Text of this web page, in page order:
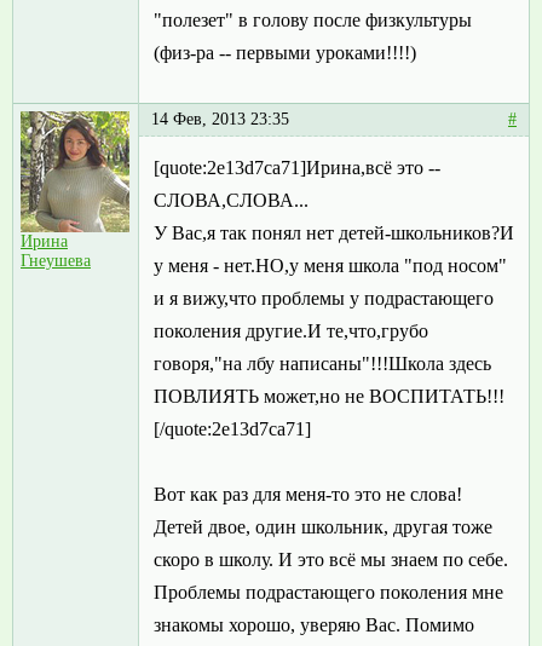
"полезет" в голову после физкультуры
(физ-ра -- первыми уроками!!!!)
Ирина
Гнеушева
14 Фев, 2013 23:35 #
[quote:2e13d7ca71]Ирина,всё это --
СЛОВА,СЛОВА...
У Вас,я так понял нет детей-школьников?И
у меня - нет.НО,у меня школа "под носом"
и я вижу,что проблемы у подрастающего
поколения другие.И те,что,грубо
говоря,"на лбу написаны"!!!Школа здесь
ПОВЛИЯТЬ может,но не ВОСПИТАТЬ!!!
[/quote:2e13d7ca71]
Вот как раз для меня-то это не слова!
Детей двое, один школьник, другая тоже
скоро в школу. И это всё мы знаем по себе.
Проблемы подрастающего поколения мне
знакомы хорошо, уверяю Вас. Помимо